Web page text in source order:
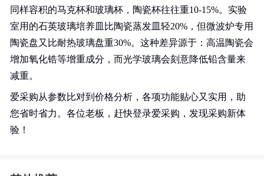
同样容积的马克杯和玻璃杯，陶瓷杯往往重10-15%。实验
室用的石英玻璃培养皿比陶瓷蒸发皿轻20%，但微波炉专用
陶瓷盘又比耐热玻璃盘重30%。这种差异源于：高温陶瓷会
增加氧化锆等增重成分，而光学玻璃会刻意降低铅含量来
减重。
爱采购从参数比对到价格分析，各项功能贴心又实用，助
您省时省力。各位老板，赶快登录爱采购，发现采购新体
验！